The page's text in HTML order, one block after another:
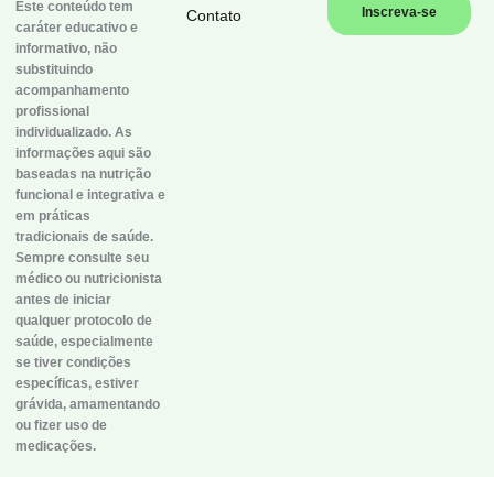
Este conteúdo tem
caráter educativo e
informativo, não
substituindo
acompanhamento
profissional
individualizado. As
informações aqui são
baseadas na nutrição
funcional e integrativa e
em práticas
tradicionais de saúde.
Sempre consulte seu
médico ou nutricionista
antes de iniciar
qualquer protocolo de
saúde, especialmente
se tiver condições
específicas, estiver
grávida, amamentando
ou fizer uso de
medicações.
Contato Inscreva-se